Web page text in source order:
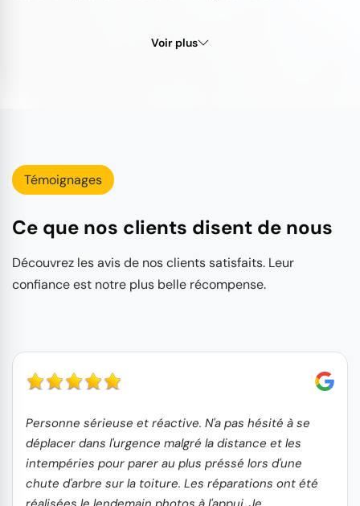
Voir plus
Témoignages
Ce que nos clients disent de nous
Découvrez les avis de nos clients satisfaits. Leur
confiance est notre plus belle récompense.
Personne sérieuse et réactive. N'a pas hésité à se
déplacer dans l'urgence malgré la distance et les
intempéries pour parer au plus préssé lors d'une
chute d'arbre sur la toiture. Les réparations ont été